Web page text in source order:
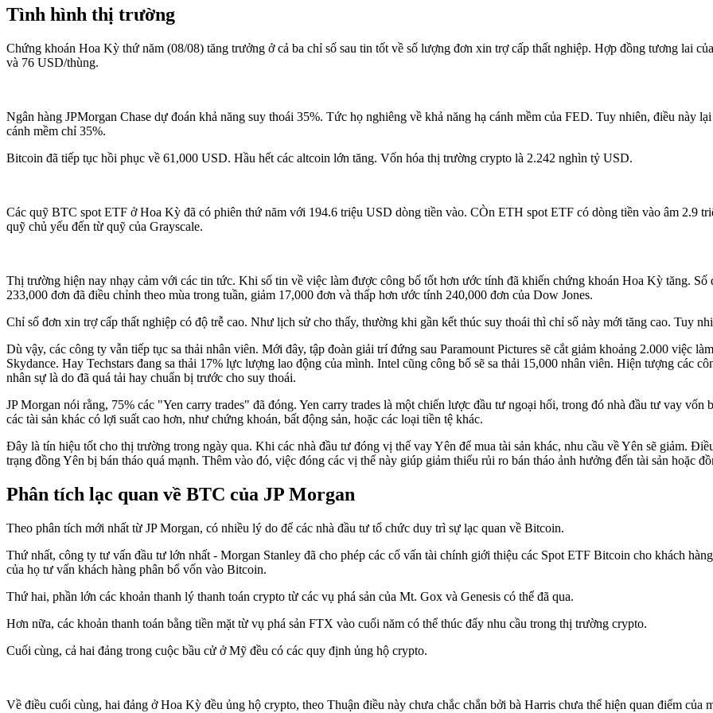
Tình hình thị trường
Chứng khoán Hoa Kỳ thứ năm (08/08) tăng trưởng ở cả ba chỉ số sau tin tốt về số lượng đơn xin trợ cấp thất nghiệp. Hợp đồng tương lai
và 76 USD/thùng.
Ngân hàng JPMorgan Chase dự đoán khả năng suy thoái 35%. Tức họ nghiêng về khả năng hạ cánh mềm của FED. Tuy nhiên, điều này
cánh mềm chỉ 35%.
Bitcoin đã tiếp tục hồi phục về 61,000 USD. Hầu hết các altcoin lớn tăng. Vốn hóa thị trường crypto là 2.242 nghìn tỷ USD.
Các quỹ BTC spot ETF ở Hoa Kỳ đã có phiên thứ năm với 194.6 triệu USD dòng tiền vào. CÒn ETH spot ETF có dòng tiền vào âm 2.9
quỹ chủ yếu đến từ quỹ của Grayscale.
Thị trường hiện nay nhạy cảm với các tin tức. Khi số tin về việc làm được công bố tốt hơn ước tính đã khiến chứng khoán Hoa Kỳ tăng.
233,000 đơn đã điều chỉnh theo mùa trong tuần, giảm 17,000 đơn và thấp hơn ước tính 240,000 đơn của Dow Jones.
Chỉ số đơn xin trợ cấp thất nghiệp có độ trễ cao. Như lịch sử cho thấy, thường khi gần kết thúc suy thoái thì chỉ số này mới tăng cao. Tuy
Dù vậy, các công ty vẫn tiếp tục sa thải nhân viên. Mới đây, tập đoàn giải trí đứng sau Paramount Pictures sẽ cắt giảm khoảng 2.000 việc
Skydance. Hay Techstars đang sa thải 17% lực lượng lao động của mình. Intel cũng công bố sẽ sa thải 15,000 nhân viên. Hiện tượng các
nhân sự là do đã quá tải hay chuẩn bị trước cho suy thoái.
JP Morgan nói rằng, 75% các "Yen carry trades" đã đóng. Yen carry trades là một chiến lược đầu tư ngoại hối, trong đó nhà đầu tư vay
các tài sản khác có lợi suất cao hơn, như chứng khoán, bất động sản, hoặc các loại tiền tệ khác.
Đây là tín hiệu tốt cho thị trường trong ngày qua. Khi các nhà đầu tư đóng vị thế vay Yên để mua tài sản khác, nhu cầu về Yên sẽ giảm.
trạng đồng Yên bị bán tháo quá mạnh. Thêm vào đó, việc đóng các vị thế này giúp giảm thiểu rủi ro bán tháo ảnh hưởng đến tài sản hoặc
Phân tích lạc quan về BTC của JP Morgan
Theo phân tích mới nhất từ JP Morgan, có nhiều lý do để các nhà đầu tư tổ chức duy trì sự lạc quan về Bitcoin.
Thứ nhất, công ty tư vấn đầu tư lớn nhất - Morgan Stanley đã cho phép các cố vấn tài chính giới thiệu các Spot ETF Bitcoin cho khách
của họ tư vấn khách hàng phân bổ vốn vào Bitcoin.
Thứ hai, phần lớn các khoản thanh lý thanh toán crypto từ các vụ phá sản của Mt. Gox và Genesis có thể đã qua.
Hơn nữa, các khoản thanh toán bằng tiền mặt từ vụ phá sản FTX vào cuối năm có thể thúc đẩy nhu cầu trong thị trường crypto.
Cuối cùng, cả hai đảng trong cuộc bầu cử ở Mỹ đều có các quy định ủng hộ crypto.
Về điều cuối cùng, hai đảng ở Hoa Kỳ đều ủng hộ crypto, theo Thuận điều này chưa chắc chắn bởi bà Harris chưa thể hiện quan điểm của